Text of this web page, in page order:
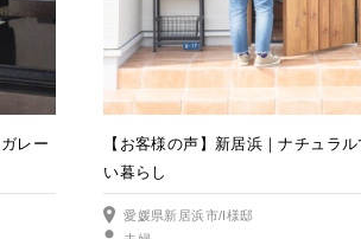
地よ
【お客様の声】西条市｜和風の風情
暮らし
愛媛県西条市/I様邸